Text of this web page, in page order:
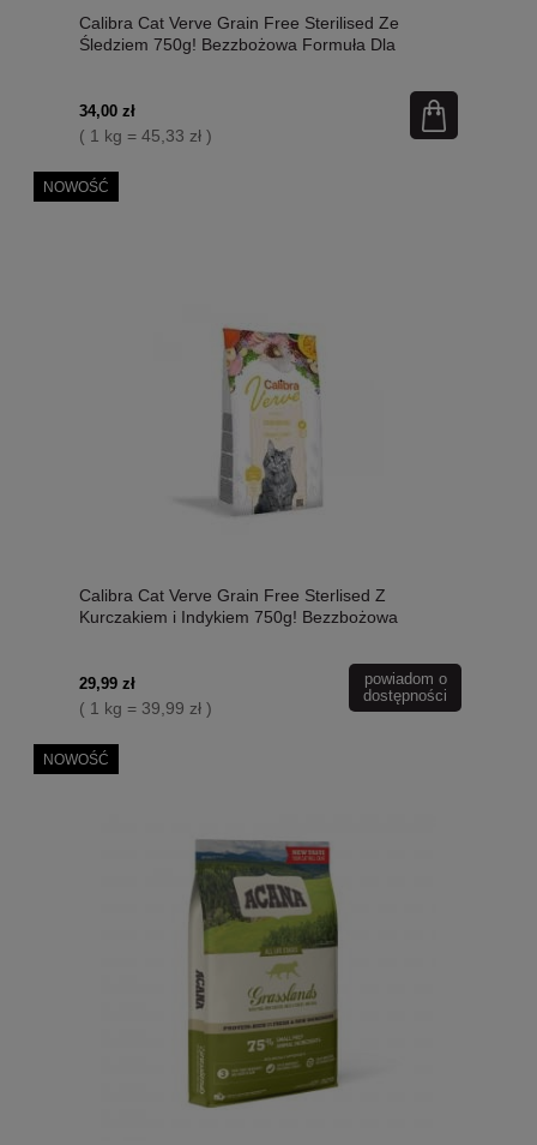
Calibra Cat Verve Grain Free Sterilised Ze
Śledziem 750g! Bezzbożowa Formuła Dla
Borówki Brusznicy I Małża Zielonego! Nowość!
34,00 zł
( 1 kg = 45,33 zł )
Calibra Cat Verve Grain Free Sterlised Z
Kurczakiem i Indykiem 750g! Bezzbożowa
Chlorelli, Borówki Brusznicy I Małża Zielonego!
Nowość!
29,99 zł
( 1 kg = 39,99 zł )
powiadom o
dostępności
NOWOŚĆ
NOWOŚĆ